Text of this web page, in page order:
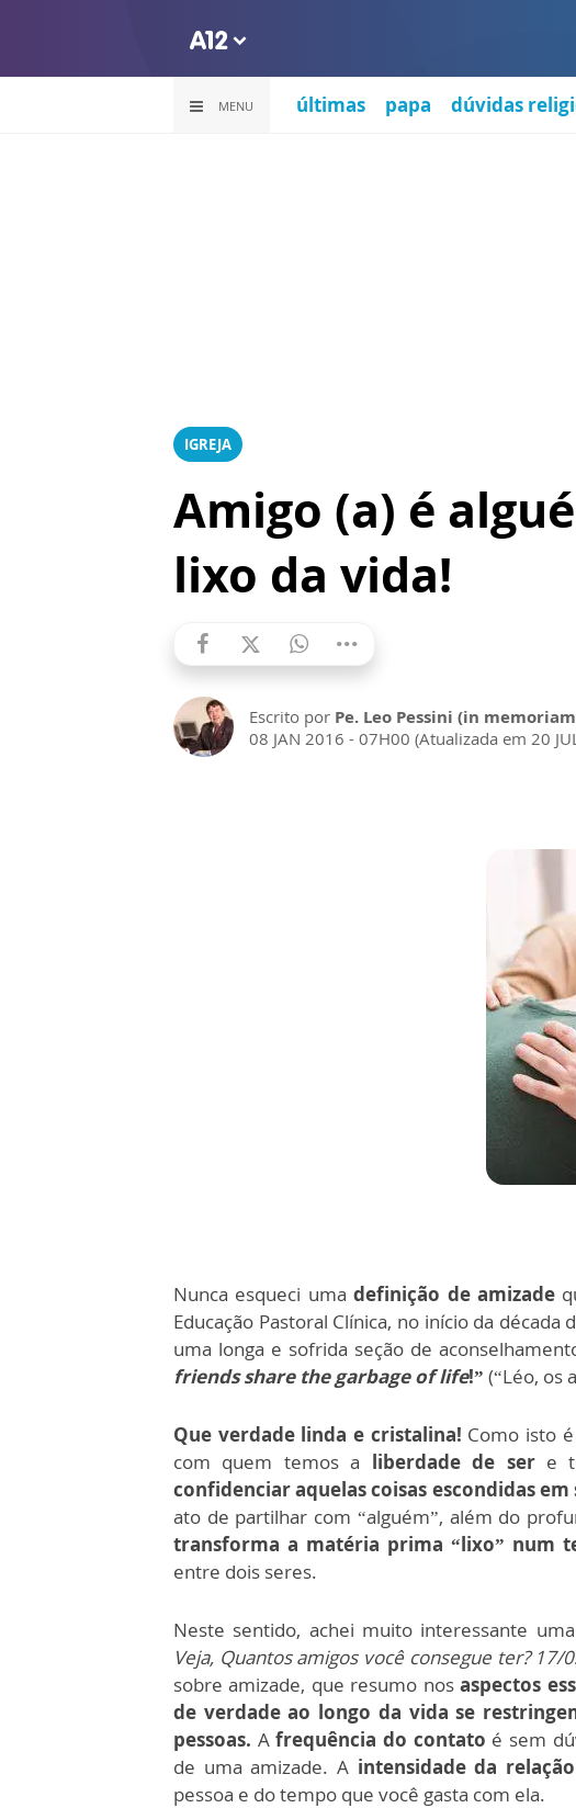
MENU últimas papa dúvidas
IGREJA
Amigo (a) é
lixo da vida!
Escrito por Pe. Leo Pessini (in
08 JAN 2016 - 07H00 (Atualizada em 20
Nunca esqueci umadefinição de amizade
Educação Pastoral Clínica, no início da
uma longa e sofrida seção de
friends share the garbage of life!” (“Léo, os
Que verdade linda e cristalina! Como isto
com quem temos a liberdade de sere
confidenciar aquelas coisas escondidas
ato de partilhar com “alguém”, além do
transforma a matéria prima “lixo” num
entre dois seres.
Neste sentido, achei muito interessante
Veja, Quantos amigos você consegue ter? 17/
sobre amizade, que resumo nosaspectos
de verdade ao longo da vida se
pessoas. Afrequência do contato é sem
de uma amizade. A intensidade da relação
pessoa e do tempo que você gasta com ela.